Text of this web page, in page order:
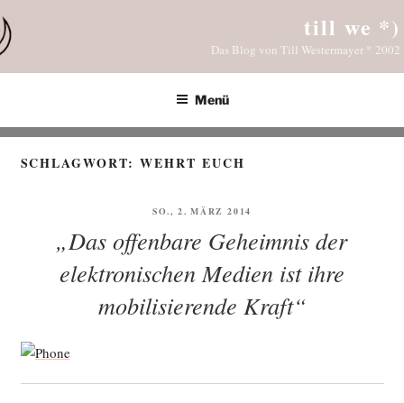
Inhalt
springen
till we *)
Das Blog von Till Westermayer * 2002
Menü
SCHLAGWORT:WEHRT EUCH
VERÖFFENTLICHT
SO., 2. MÄRZ 2014
„Das offenbare Geheimnis der
elektronischen Medien ist ihre
mobilisierende Kraft“